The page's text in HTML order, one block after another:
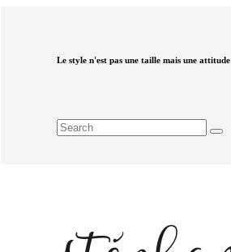
Le style n'est pas une taille mais une attitude